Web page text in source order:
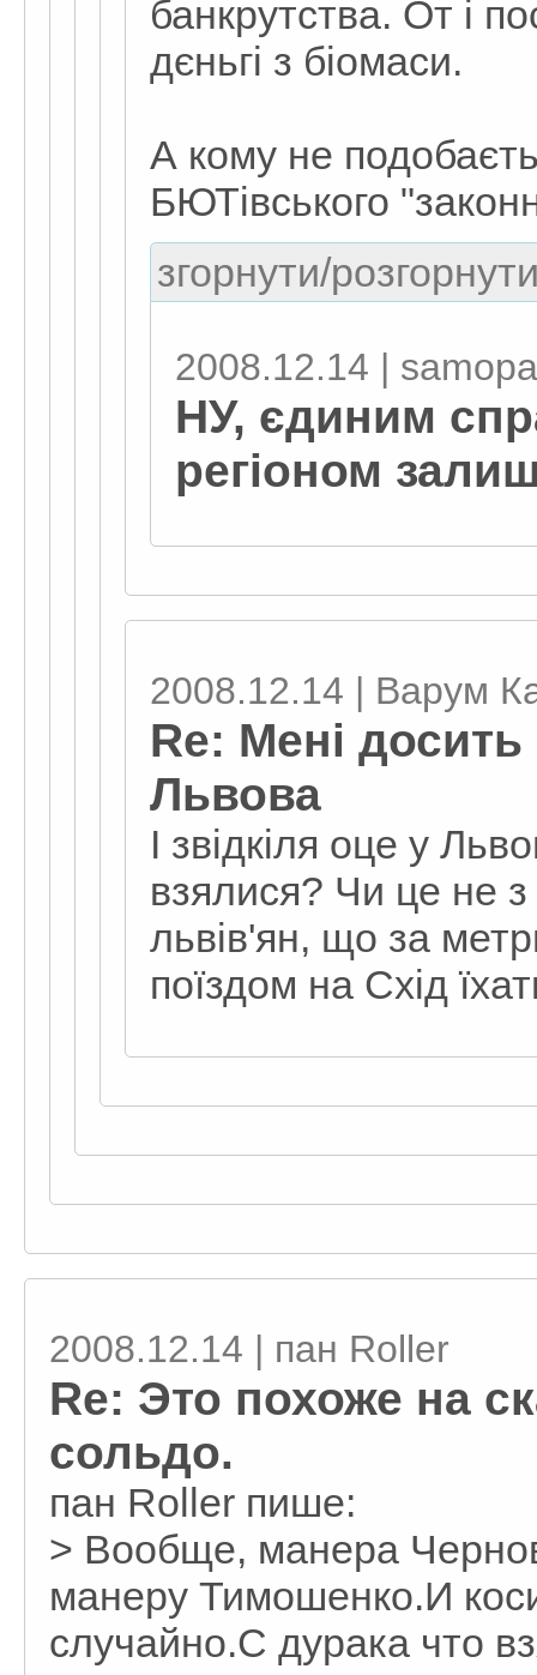
банкрутства. От і
дєньгі з біомаси.
А кому не
БЮТівського
згорнути/
2008.12.14 |
НУ, єдиним
регіоном
2008.12.14 | Варум
Re: Мені
Львова
І звідкіля оце у
взялися? Чи це не
львів'ян, що за
поїздом на Схід
2008.12.14 | пан Roller
Re: Это похоже на
сольдо.
пан Roller пише:
> Вообще, манера
манеру Тимошенко.И
случайно.С дурака что